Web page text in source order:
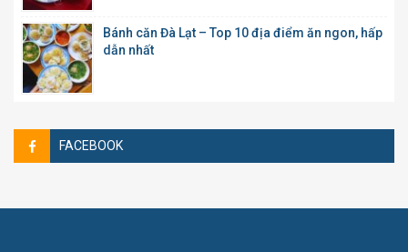
Bánh căn Đà Lạt – Top 10 địa điểm ăn ngon, hấp
dẫn nhất
FACEBOOK